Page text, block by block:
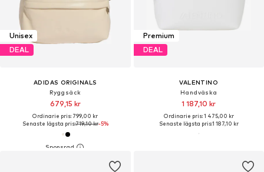
Unisex
DEAL
ADIDAS ORIGINALS
Ryggsäck
679,15 kr
Ordinarie pris: 799,00 kr
Senaste lägsta pris:719,10 kr-5%
Premium
DEAL
VALENTINO
Handväska
1 187,10 kr
Ordinarie pris: 1 475,00 kr
Senaste lägsta pris:1 187,10 kr